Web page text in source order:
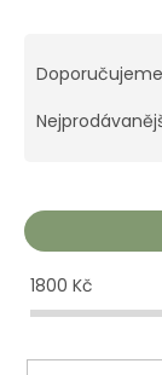
a
e
p
r
o
d
u
t
Doporučujeme
1800 Kč